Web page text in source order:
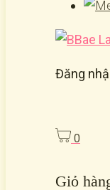
Đăng
0
Giỏ